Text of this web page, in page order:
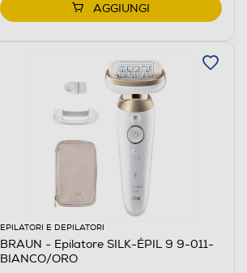
AGGIUNGI
EPILATORI E DEPILATORI
BRAUN - Epilatore SILK-ÉPIL 9 9-011-
BIANCO/ORO